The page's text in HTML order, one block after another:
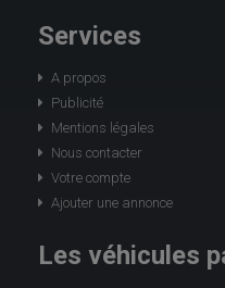
Services
A propos
Publicité
Mentions légales
Nous contacter
Votre compte
Ajouter une annonce
Les véhicules